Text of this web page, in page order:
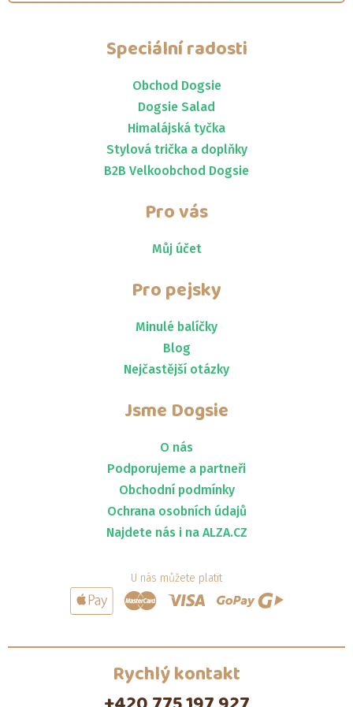
Speciální radosti
Obchod Dogsie
Dogsie Salad
Himalájská tyčka
Stylová trička a doplňky
B2B Velkoobchod Dogsie
Pro vás
Můj účet
Pro pejsky
Minulé balíčky
Blog
Nejčastější otázky
Jsme Dogsie
O nás
Podporujeme a partneři
Obchodní podmínky
Ochrana osobních údajů
Najdete nás i na ALZA.CZ
U nás můžete platit
Rychlý kontakt